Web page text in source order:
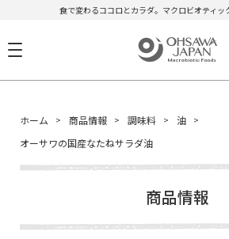
食で変わるココロとカラダ。マクロビオティッ
ホーム 商品情報 調味料
油
オーサワの国産なたねサラダ油
商品情報